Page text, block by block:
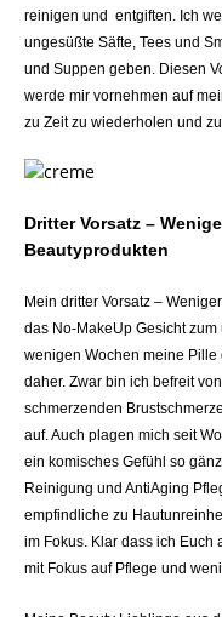
reinigen und entgiften. Ich
ungesüßte Säfte, Tees und
und Suppen geben. Diesen
werde mir vornehmen auf
zu Zeit zu wiederholen und
Dritter Vorsatz –
Beautyprodukten
Mein dritter Vorsatz –
das No-MakeUp Gesicht
wenigen Wochen meine Pille
daher. Zwar bin ich befreit
schmerzenden
auf. Auch plagen mich seit
ein komisches Gefühl so
Reinigung und AntiAging
empfindliche zu
im Fokus. Klar dass ich
mit Fokus auf Pflege und